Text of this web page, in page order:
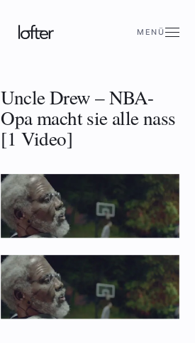
MENÜ
Uncle Drew – NBA-
Opa macht sie alle nass
[1 Video]